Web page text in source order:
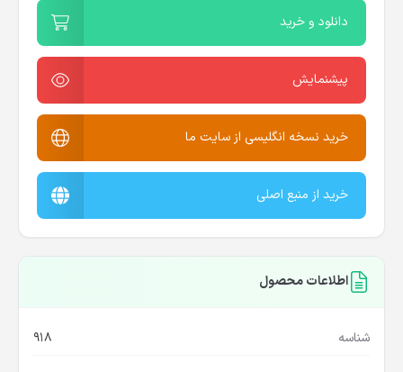
دانلود و خرید
پیشنمایش
خرید نسخه انگلیسی از سایت ما
خرید از منبع اصلی
اطلاعات محصول
شناسه 918